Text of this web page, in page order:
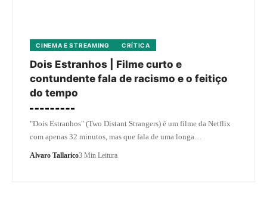
CINEMA E STREAMING CRÍTICA
Dois Estranhos | Filme curto e
contundente fala de racismo e o feitiço
do tempo
"Dois Estranhos" (Two Distant Strangers) é um filme da Netflix
com apenas 32 minutos, mas que fala de uma longa…
Alvaro Tallarico3 Min Leitura